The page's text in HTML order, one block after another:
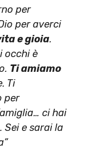
per
per averci
e gioia.
occhi è
Ti amiamo
Ti
per
ci hai
. Sei e sarai la